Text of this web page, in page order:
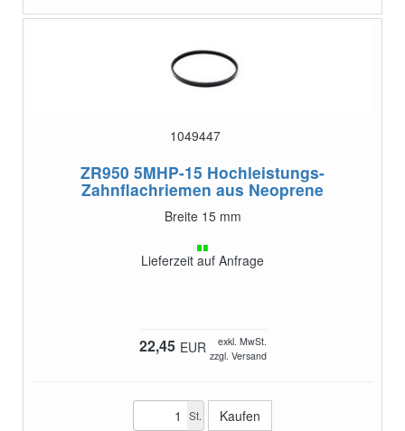
1049447
ZR950 5MHP-15 Hochleistungs-
Zahnflachriemen aus Neoprene
Breite 15 mm
Lieferzeit auf Anfrage
22,45 EUR
exkl. MwSt.
zzgl. Versand
St.